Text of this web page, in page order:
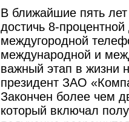
В ближайшие пять
достичь 8-
междугородной
международной и
важный этап в жизни
президент ЗАО
Закончен более чем
который включал